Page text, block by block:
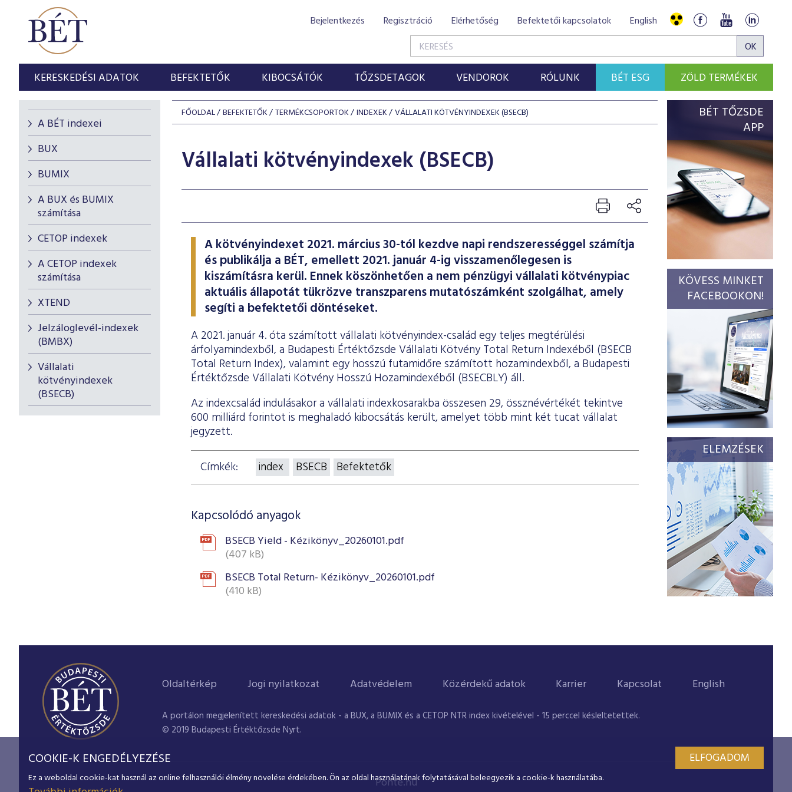
Bejelentkezés Regisztráció Elérhetőség Befektetői kapcsolatok English
KERESKEDÉSI ADATOK BEFEKTETŐK KIBOCSÁTÓK TŐZSDETAGOK VENDOROK RÓLUNK BÉT ESG ZÖLD TERMÉKEK
A BÉT indexei
BUX
BUMIX
A BUX és BUMIX
számítása
CETOP indexek
A CETOP indexek
számítása
XTEND
Jelzáloglevél-indexek
(BMBX)
Vállalati
kötvényindexek
(BSECB)
FŐOLDAL BEFEKTETŐK TERMÉKCSOPORTOK INDEXEK VÁLLALATI KÖTVÉNYINDEXEK (BSECB)
Vállalati kötvényindexek (BSECB)
A kötvényindexet 2021. március 30-tól kezdve napi rendszerességgel számítja
és publikálja a BÉT, emellett 2021. január 4-ig visszamenőlegesen is
kiszámításra kerül. Ennek köszönhetően a nem pénzügyi vállalati kötvénypiac
aktuális állapotát tükrözve transzparens mutatószámként szolgálhat, amely
segíti a befektetői döntéseket.
A 2021. január 4. óta számított vállalati kötvényindex-család egy teljes megtérülési
árfolyamindexből, a Budapesti Értéktőzsde Vállalati Kötvény Total Return Indexéből (BSECB
Total Return Index), valamint egy hosszú futamidőre számított hozamindexből, a Budapesti
Értéktőzsde Vállalati Kötvény Hosszú Hozamindexéből (BSECBLY) áll.
Az indexcsalád indulásakor a vállalati indexkosarakba összesen 29, össznévértékét tekintve
600 milliárd forintot is meghaladó kibocsátás került, amelyet több mint két tucat vállalat
jegyzett.
Címkék:
index BSECB Befektetők
Kapcsolódó anyagok
BSECB Yield - Kézikönyv_20260101.pdf
(407 kB)
BSECB Total Return- Kézikönyv_20260101.pdf
(410 kB)
BÉT TŐZSDE
APP
KÖVESS MINKET
FACEBOOKON!
ELEMZÉSEK
Oldaltérkép Jogi nyilatkozat Adatvédelem Közérdekű adatok Karrier Kapcsolat English
A portálon megjelenített kereskedési adatok - a BUX, a BUMIX és a CETOP NTR index kivételével - 15 perccel késleltetettek.
© 2019 Budapesti Értéktőzsde Nyrt.
Ponte.hu
COOKIE-K ENGEDÉLYEZÉSE
Ez a weboldal cookie-kat használ az online felhasználói élmény növelése érdekében. Ön az oldal használatának folytatásával beleegyezik a cookie-k használatába.
ELFOGADOM